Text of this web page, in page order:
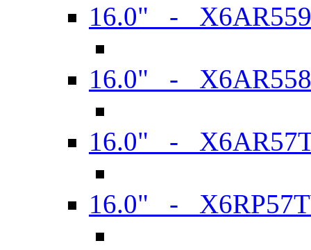
16.0" -
16.0" -
16.0" -
16.0" -